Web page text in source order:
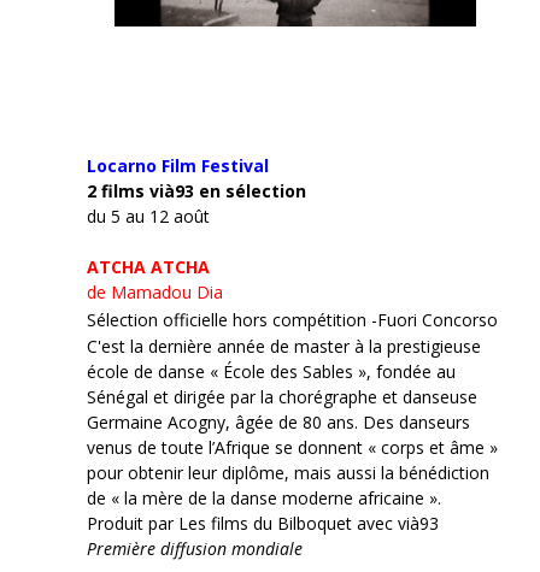
Locarno Film Festival
2 films vià93 en sélection
du 5 au 12 août
ATCHA ATCHA
de Mamadou Dia
Sélection officielle hors compétition -Fuori Concorso
C'est la dernière année de master à la prestigieuse
école de danse « École des Sables », fondée au
Sénégal et dirigée par la chorégraphe et danseuse
Germaine Acogny, âgée de 80 ans. Des danseurs
venus de toute l’Afrique se donnent « corps et âme »
pour obtenir leur diplôme, mais aussi la bénédiction
de « la mère de la danse moderne africaine ».
Produit par Les films du Bilboquet avec vià93
Première diffusion mondiale